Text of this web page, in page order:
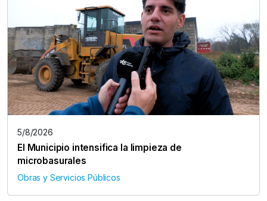
5/8/2026
El Municipio intensifica la limpieza de
microbasurales
Obras y Servicios Públicos